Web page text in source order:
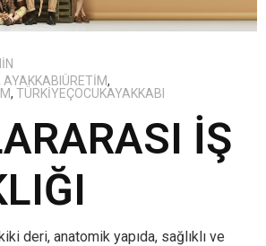
AYAKKABIÜRETIM,
, TÜRKIYEÇOCUKAYAKKABI
İŞ
deri, anatomik yapıda, sağlıklı ve